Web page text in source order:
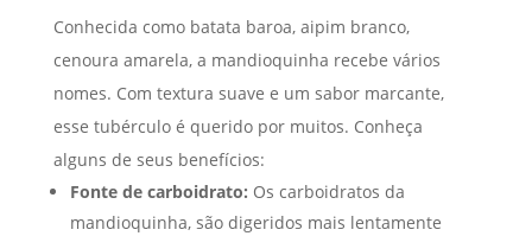
Conhecida como batata baroa, aipim branco,
cenoura amarela, a mandioquinha recebe vários
nomes. Com textura suave e um sabor marcante,
esse tubérculo é querido por muitos. Conheça
alguns de seus benefícios:
Fonte de carboidrato: Os carboidratos da
mandioquinha, são digeridos mais lentamente